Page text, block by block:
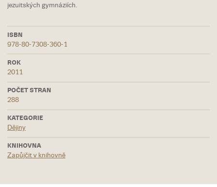
jezuitských gymnáziích.
ISBN
978-80-7308-360-1
ROK
2011
POČET STRAN
288
KATEGORIE
Dějiny
KNIHOVNA
Zapůjčit v knihovně